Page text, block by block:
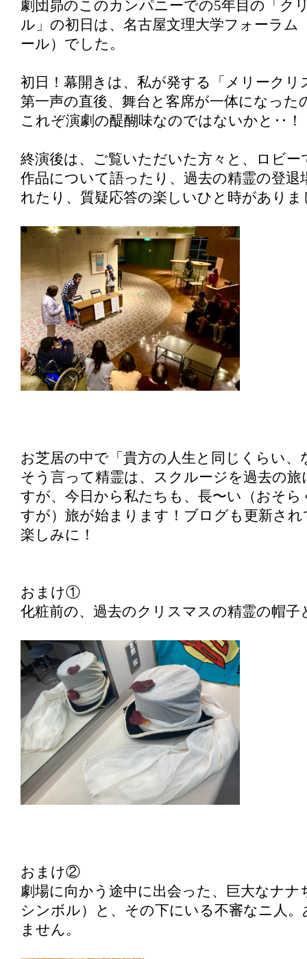
劇団昴のこのカンパニーでの5年目の「ク
ル」の初日は、名古屋文理大学フォーラム
ール）でした。
初日！幕開きは、私が発する「メリークリ
第一声の直後、舞台と客席が一体になった
これぞ演劇の醍醐味なのではないかと‥！
終演後は、ご覧いただいた方々と、ロビー
作品について語ったり、過去の精霊の登退
れたり、質疑応答の楽しいひと時がありま
お芝居の中で「貴方の人生と同じくらい
そう言って精霊は、スクルージを過去の
すが、今日から私たちも、長〜い（おそ
すが）旅が始まります！ブログも更新さ
楽しみに！
おまけ①
化粧前の、過去のクリスマスの精霊の帽子
おまけ②
劇場に向かう途中に出会った、巨大なナナ
シンボル）と、その下にいる不審なニ人
ません。